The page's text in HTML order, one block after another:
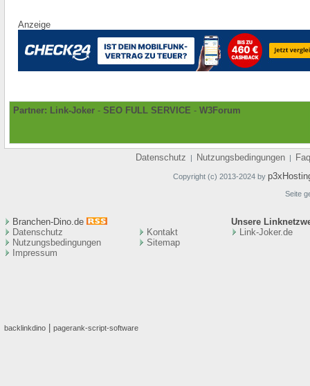
Anzeige
Partner: Link-Joker - SEO FULL SERVICE - W3Forum
Datenschutz | Nutzungsbedingungen | Faq
Copyright (c) 2013-2024 by
Seite
Branchen-Dino.de
Unsere
Datenschutz
Nutzungsbedingungen
Impressum
Kontakt
Sitemap
Link-Joker.de
backlinkdino pagerank-script-software